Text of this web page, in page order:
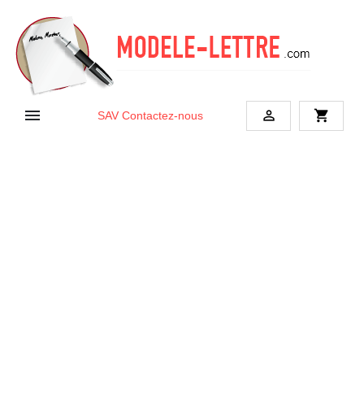
 SAV Contactez-nous  shopping_cart